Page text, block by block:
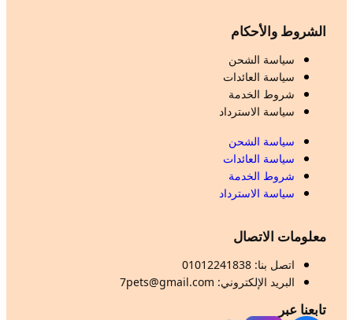
الشروط والأحكام
سياسة الشحن
سياسة العائدات
شروط الخدمة
سياسة الاسترداد
سياسة الشحن
سياسة العائدات
شروط الخدمة
سياسة الاسترداد
معلومات الاتصال
اتصل بنا: 01012241838
البريد الإلكتروني: 7pets@gmail.com
تابعنا عبر